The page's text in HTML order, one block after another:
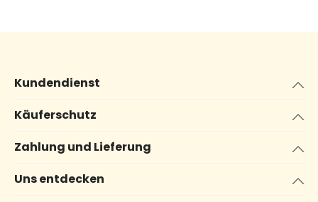
Kundendienst
Käuferschutz
Zahlung und Lieferung
Uns entdecken